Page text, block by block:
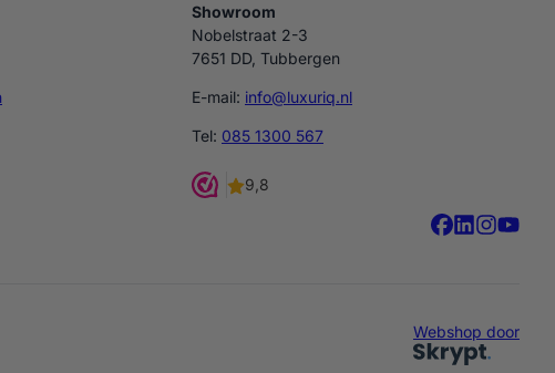
Showroom
Nobelstraat 2-3
7651 DD, Tubbergen
E-mail: info@luxuriq.nl
Tel: 085 1300 567
Webshop door